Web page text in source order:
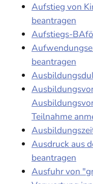
Aufstieg von
beantragen
Aufstiegs-
beantragen
Teilnahme
Ausdruck aus
beantragen
Ausfuhr von